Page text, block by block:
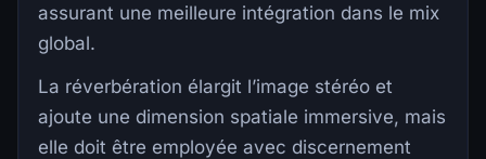
assurant une meilleure intégration dans le mix
global.
La réverbération élargit l’image stéréo et
ajoute une dimension spatiale immersive, mais
elle doit être employée avec discernement